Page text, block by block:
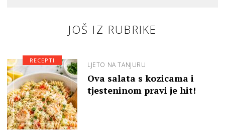
JOŠ IZ RUBRIKE
LJETO NA TANJURU
Ova salata s kozicama i
tjesteninom pravi je hit!
RECEPTI